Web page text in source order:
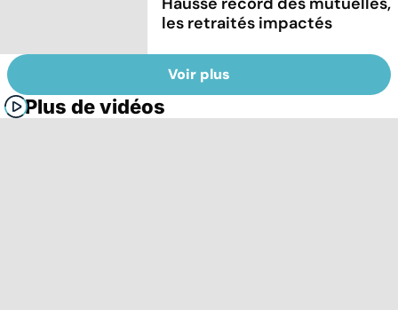
les retraités impactés
Voir plus
Plus de vidéos